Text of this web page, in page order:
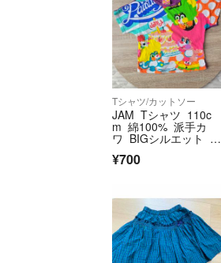
Tシャツ/カットソー
JAM Tシャツ 110c
m 綿100% 派手カ
ワ BIGシルエット 男
¥700